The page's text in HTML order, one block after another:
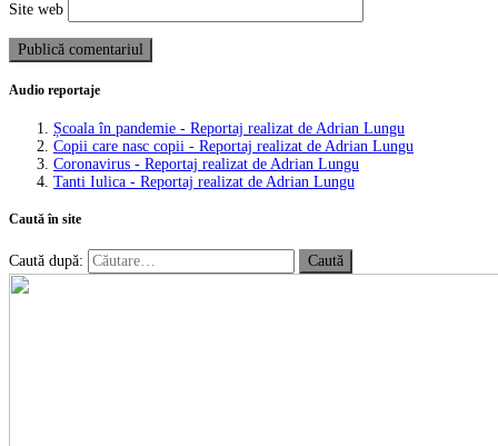
Site web
Audio reportaje
Școala în pandemie - Reportaj realizat de Adrian Lungu
Copii care nasc copii - Reportaj realizat de Adrian Lungu
Coronavirus - Reportaj realizat de Adrian Lungu
Tanti Iulica - Reportaj realizat de Adrian Lungu
Caută în site
Caută după: